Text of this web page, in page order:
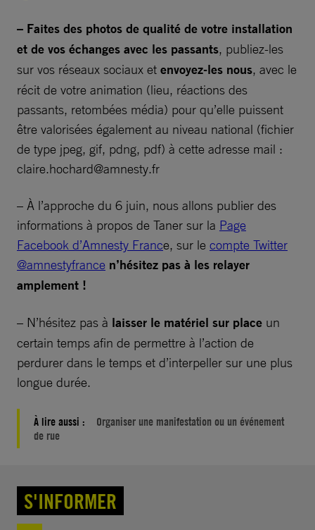
– Faites des photos de qualité de votre installation
et de vos échanges avec les passants, publiez-les
sur vos réseaux sociaux et envoyez-les nous, avec le
récit de votre animation (lieu, réactions des
passants, retombées média) pour qu’elle puissent
être valorisées également au niveau national (fichier
de type jpeg, gif, pdng, pdf) à cette adresse mail :
claire.hochard@amnesty.fr
– À l’approche du 6 juin, nous allons publier des
informations à propos de Taner sur la Page
Facebook d’Amnesty France, sur le compte Twitter
@amnestyfrance n’hésitez pas à les relayer
amplement !
– N’hésitez pas à laisser le matériel sur place un
certain temps afin de permettre à l’action de
perdurer dans le temps et d’interpeller sur une plus
longue durée.
À lire aussi :
Organiser une manifestation ou un événement
de rue
S'INFORMER